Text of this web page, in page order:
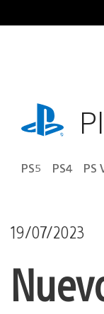
al
playstation.com
PS5 PS4 PS
19/07/2023